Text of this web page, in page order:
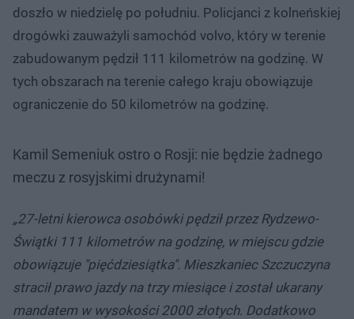
doszło w niedzielę po południu. Policjanci z kolneńskiej
drogówki zauważyli samochód volvo, który w terenie
zabudowanym pędził 111 kilometrów na godzinę. W
tych obszarach na terenie całego kraju obowiązuje
ograniczenie do 50 kilometrów na godzinę.
Kamil Semeniuk ostro o Rosji: nie będzie żadnego
meczu z rosyjskimi drużynami!
„27-letni kierowca osobówki pędził przez Rydzewo-
Świątki 111 kilometrów na godzinę, w miejscu gdzie
obowiązuje "pięćdziesiątka". Mieszkaniec Szczuczyna
stracił prawo jazdy na trzy miesiące i został ukarany
mandatem w wysokości 2000 złotych. Dodatkowo